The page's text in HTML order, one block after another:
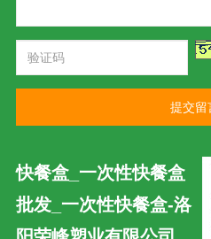
提交留
快餐盒_一次性快餐盒
批发_一次性快餐盒-洛